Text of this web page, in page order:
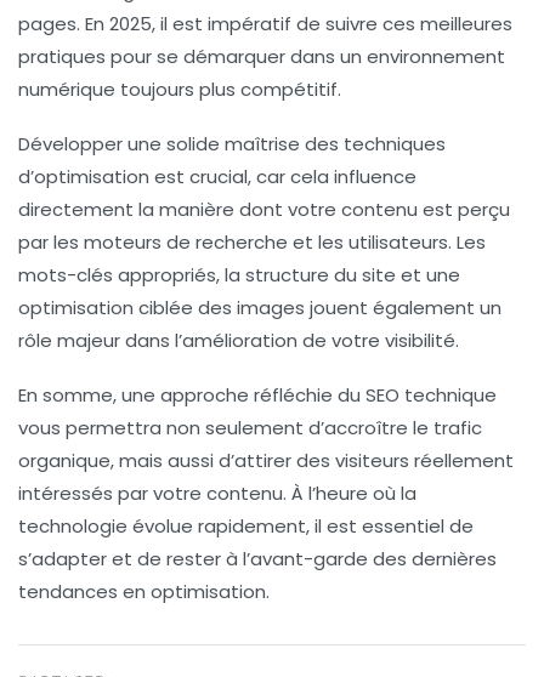
pages. En 2025, il est impératif de suivre ces meilleures
pratiques pour se démarquer dans un environnement
numérique toujours plus compétitif.
Développer une solide maîtrise des techniques
d’optimisation est crucial, car cela influence
directement la manière dont votre contenu est perçu
par les moteurs de recherche et les utilisateurs. Les
mots-clés appropriés, la structure du site et une
optimisation ciblée des images jouent également un
rôle majeur dans l’amélioration de votre visibilité.
En somme, une approche réfléchie du SEO technique
vous permettra non seulement d’accroître le trafic
organique, mais aussi d’attirer des visiteurs réellement
intéressés par votre contenu. À l’heure où la
technologie évolue rapidement, il est essentiel de
s’adapter et de rester à l’avant-garde des dernières
tendances en optimisation.